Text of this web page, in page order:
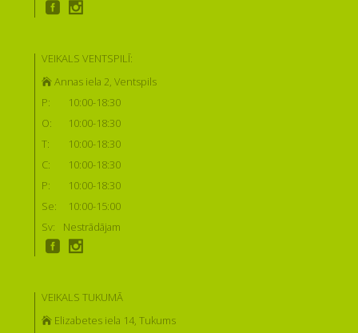
VEIKALS VENTSPILĪ:
Annas iela 2, Ventspils
P:
10:00-18:30
O:
10:00-18:30
T:
10:00-18:30
C:
10:00-18:30
P:
10:00-18:30
Se:
10:00-15:00
Sv:
Nestrādājam
VEIKALS TUKUMĀ
Elizabetes iela 14, Tukums